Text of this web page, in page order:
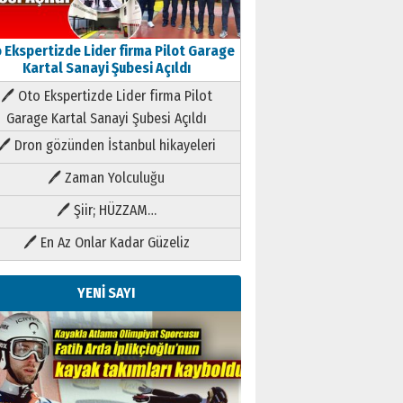
Ekspertizde Lider firma Pilot Garage
Kartal Sanayi Şubesi Açıldı
🖊 Oto Ekspertizde Lider firma Pilot
Garage Kartal Sanayi Şubesi Açıldı
Dron gözünden İstanbul hikayeleri
🖊 Zaman Yolculuğu
🖊 Şiir; HÜZZAM…
🖊 En Az Onlar Kadar Güzeliz
YENİ SAYI